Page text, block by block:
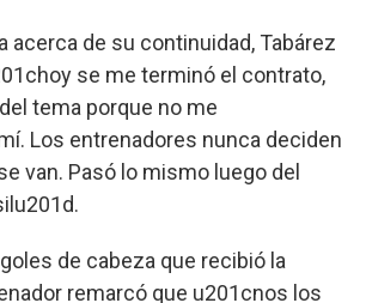
acerca de su continuidad, Tabárez
se me terminó el contrato,
tema porque no me
Los entrenadores nunca deciden
van. Pasó lo mismo luego del
de cabeza que recibió la
remarcó que u201cnos los